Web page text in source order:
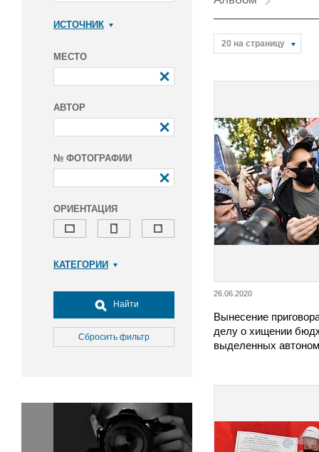
ИСТОЧНИК
МЕСТО
АВТОР
№ ФОТОГРАФИИ
ОРИЕНТАЦИЯ
КАТЕГОРИИ
Досуг, туризм и отдых
Культура
Медицина
Окружающая среда
Политика
Правосудие
Найти
Сбросить фильтр
20 на страницу
26.06.2020
Вынесение
делу о хищении
выделенных